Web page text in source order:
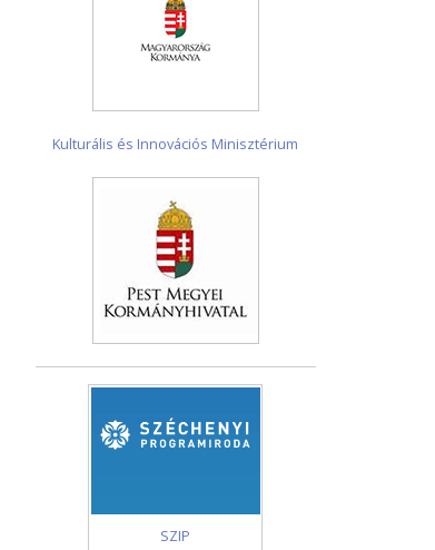
Kulturális és Innovációs Minisztérium
SZIP